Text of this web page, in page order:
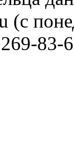
(с
83-